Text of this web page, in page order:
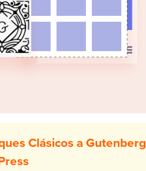
Clásicos a Gutenberg